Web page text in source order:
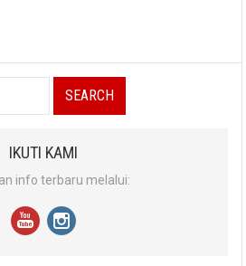
IKUTI KAMI
info terbaru melalui: